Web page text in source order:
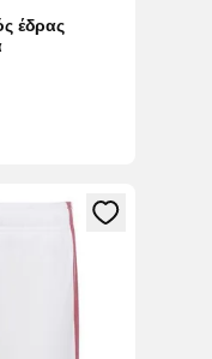
έδρας
συνδεθείτε ή να